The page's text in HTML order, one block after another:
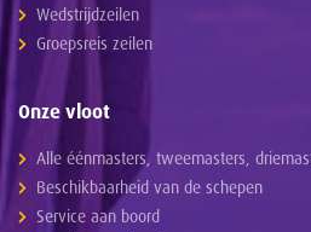
Wedstrijdzeilen
Groepsreis zeilen
Onze vloot
Alle éénmasters, tweemasters,
Beschikbaarheid van de schepen
Service aan boord